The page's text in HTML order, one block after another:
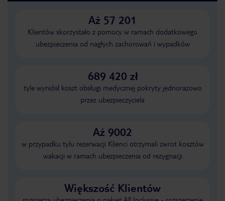
Aż 57 201
Klientów skorzystało z pomocy w ramach dodatkowego
ubezpieczenia od nagłych zachorowań i wypadków
689 420 zł
tyle wyniósł koszt obsługi medycznej pokryty jednorazowo
przez ubezpieczyciela
Aż 9002
w przypadku tylu rezerwacji Klienci otrzymali zwrot kosztów
wakacji w ramach ubezpieczenia od rezygnacji
Większość Klientów